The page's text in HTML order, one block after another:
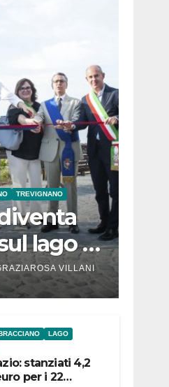
TREVIGNANO
lago di
VILLANI
LAGO
stanziati 4,2
per i 22